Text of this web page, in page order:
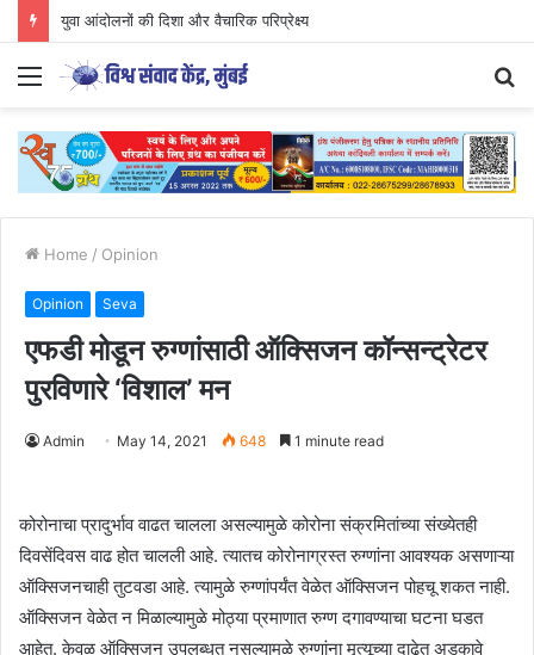
युवा आंदोलनों की दिशा और वैचारिक परिप्रेक्ष्य
Menu
Home / Opinion
Opinion Seva
एफडी मोडून रुग्णांसाठी ऑक्सिजन कॉन्सन्ट्रेटर
पुरविणारे ‘विशाल’ मन
Admin May 14, 2021 648 1 minute read
कोरोनाचा प्रादुर्भाव वाढत चालला असल्यामुळे कोरोना संक्रमितांच्या संख्येतही
दिवसेंदिवस वाढ होत चालली आहे. त्यातच कोरोनाग्रस्त रुग्णांना आवश्यक असणाऱ्या
ऑक्सिजनचाही तुटवडा आहे. त्यामुळे रुग्णांपर्यंत वेळेत ऑक्सिजन पोहचू शकत नाही.
ऑक्सिजन वेळेत न मिळाल्यामुळे मोठ्या प्रमाणात रुग्ण दगावण्याचा घटना घडत
आहेत. केवळ ऑक्सिजन उपलब्धत नसल्यामुळे रुग्णांना मृत्यूच्या दाढेत अडकावे